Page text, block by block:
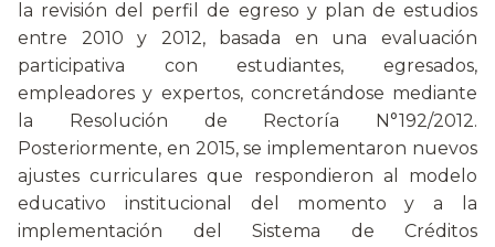
la revisión del perfil de egreso y plan de estudios
entre 2010 y 2012, basada en una evaluación
participativa con estudiantes, egresados,
empleadores y expertos, concretándose mediante
la Resolución de Rectoría N°192/2012.
Posteriormente, en 2015, se implementaron nuevos
ajustes curriculares que respondieron al modelo
educativo institucional del momento y a la
implementación del Sistema de Créditos